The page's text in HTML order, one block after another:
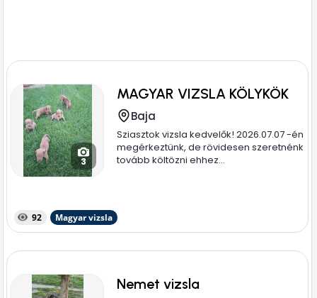
3
MAGYAR VIZSLA KÖLYKÖK
Baja
Sziasztok vizsla kedvelők! 2026.07.07 -én
megérkeztünk, de rövidesen szeretnénk
tovább költözni ehhez...
92 Magyar vizsla
Nemet vizsla